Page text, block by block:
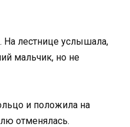
лестнице услышала,
мальчик, но не
и положила на
отменялась.